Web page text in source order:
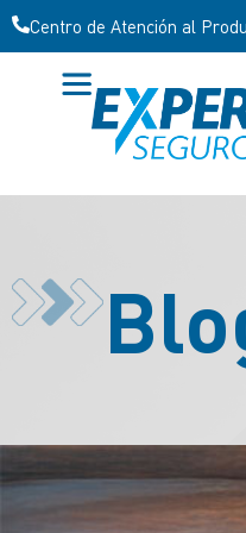
Centro de Atención al